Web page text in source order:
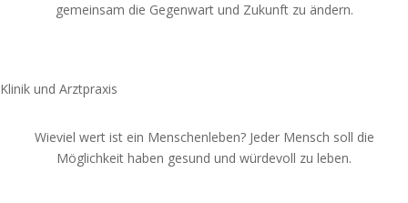
gemeinsam die Gegenwart und Zukunft zu ändern.
Klinik und Arztpraxis
Wieviel wert ist ein Menschenleben? Jeder Mensch soll die
Möglichkeit haben gesund und würdevoll zu leben.